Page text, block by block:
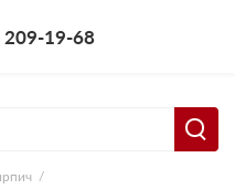
209-19-68